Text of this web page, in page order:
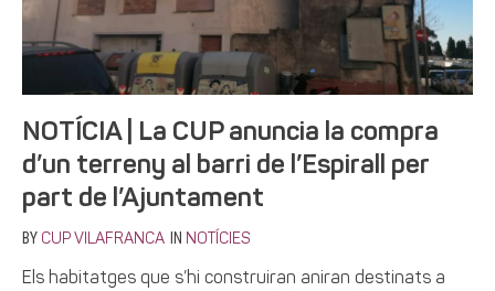
NOTÍCIA | La CUP anuncia la compra
d’un terreny al barri de l’Espirall per
part de l’Ajuntament
BY CUP VILAFRANCA IN NOTÍCIES
Els habitatges que s’hi construiran aniran destinats a